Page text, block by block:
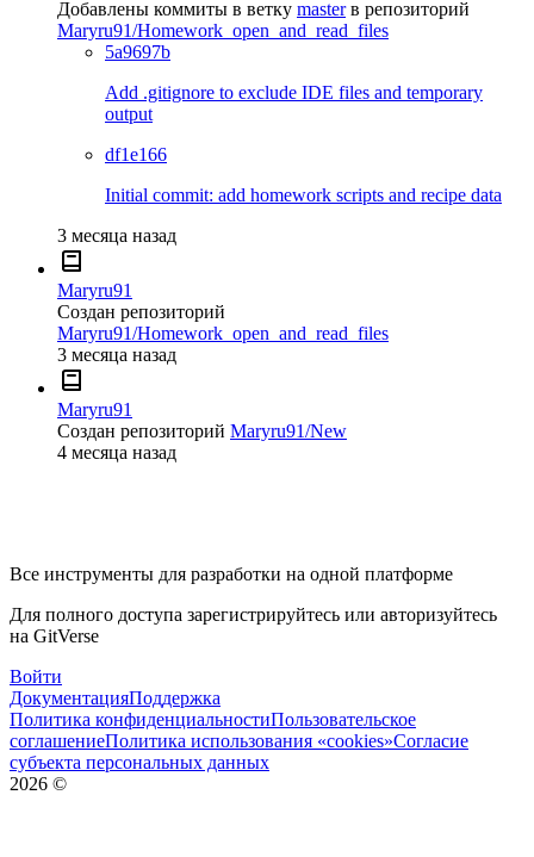
Добавлены коммиты в ветку master в репозиторий
Maryru91/Homework_open_and_read_files
5a9697b
Add .gitignore to exclude IDE files and temporary
output
df1e166
Initial commit: add homework scripts and recipe data
3 месяца назад
Maryru91
Создан репозиторий
Maryru91/Homework_open_and_read_files
3 месяца назад
Maryru91
Создан репозиторий Maryru91/New
4 месяца назад
Все инструменты для разработки на одной платформе
Для полного доступа зарегистрируйтесь или авторизуйтесь
на GitVerse
Войти
ДокументацияПоддержка
Политика конфиденциальностиПользовательское
соглашениеПолитика использования «cookies»Согласие
субъекта персональных данных
2026 ©